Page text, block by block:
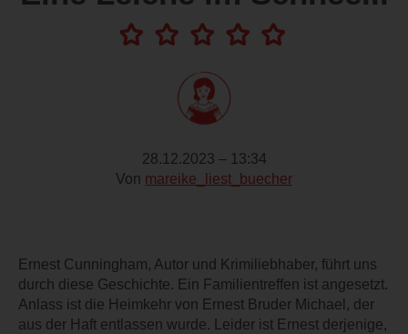
28.12.2023 – 13:34
Von mareike_liest_buecher
Ernest Cunningham, Autor und Krimiliebhaber, führt uns
durch diese Geschichte. Ein Familientreffen ist angesetzt.
Anlass ist die Heimkehr von Ernest Bruder Michael, der
aus der Haft entlassen wurde. Leider ist Ernest derjenige,